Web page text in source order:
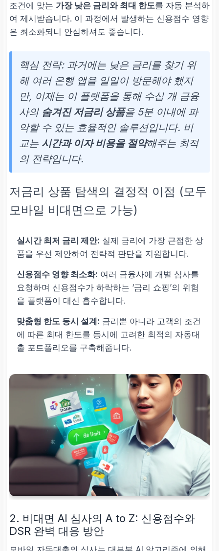
조건에 맞는 가장 낮은 금리와 최대 한도를 자동 분석하
여 제시받습니다. 이 과정에서 발생하는 신용점수 영향
은 최소화되니 안심하셔도 좋습니다.
핵심 전략:과거에는 낮은 금리를 찾기 위
해 여러 은행 앱을 일일이 방문해야 했지
만, 이제는 이 플랫폼을 통해 수십 개 금융
사의 숨겨진 저금리 상품을 5분 이내에 파
악할 수 있는 효율적인 솔루션입니다. 비
교는 시간과 이자 비용을 절약해주는 최적
의 전략입니다.
저금리 상품 탐색의 결정적 이점 (모두
모바일 비대면으로 가능)
실시간 최저 금리 제안: 실제 금리에 가장 근접한 상
품을 우선 제안하여 전략적 판단을 지원합니다.
신용점수 영향 최소화: 여러 금융사에 개별 심사를
요청하며 신용점수가 하락하는 ‘금리 쇼핑’의 위험
을 플랫폼이 대신 흡수합니다.
맞춤형 한도 동시 설계: 금리뿐 아니라 고객의 조건
에 따른 최대 한도를 동시에 고려한 최적의 자동대
출 포트폴리오를 구축해줍니다.
2. 비대면 AI 심사의 A to Z: 신용점수와
DSR 완벽 대응 방안